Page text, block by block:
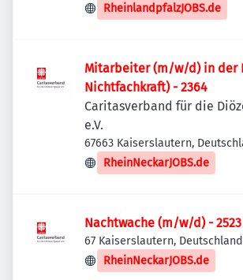
RheinlandpfalzJOBS.de
Mitarbeiter (m/w/d) in der
Nichtfachkraft) - 2364
Caritasverband für die
e.V.
67663 Kaiserslautern,
RheinNeckarJOBS.de
Nachtwache (m/w/d) - 2523
67 Kaiserslautern, Deutschland
RheinNeckarJOBS.de